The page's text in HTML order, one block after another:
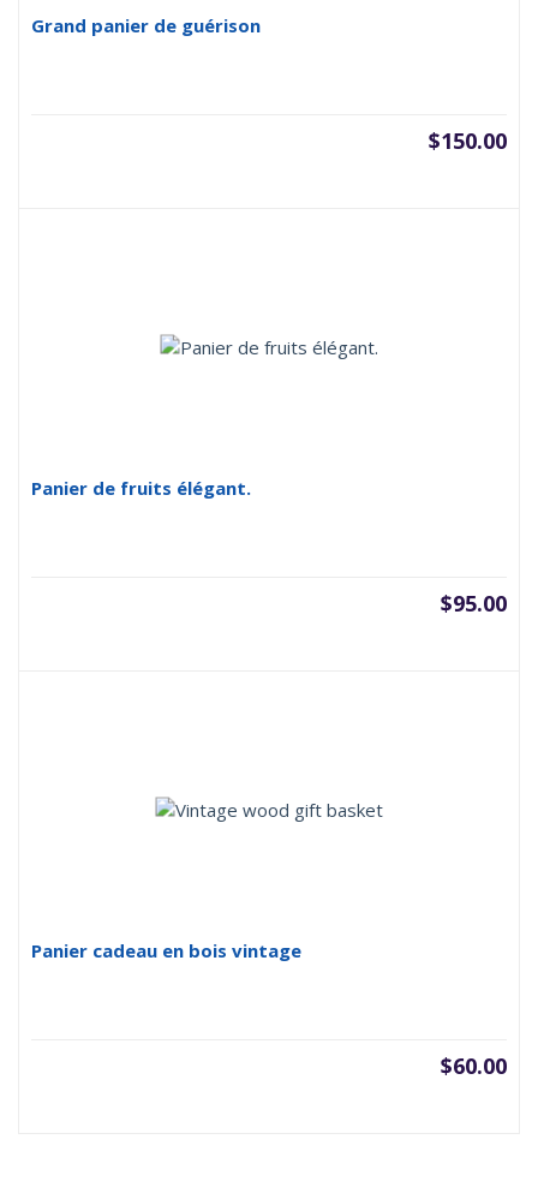
Grand panier de guérison
$150.00
Panier de fruits élégant.
$95.00
Panier cadeau en bois vintage
$60.00